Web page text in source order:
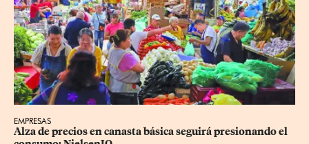
EMPRESAS
Alza de precios en canasta básica seguirá presionando el